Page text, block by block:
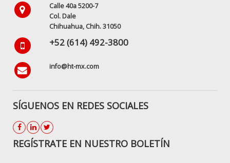
Calle 40a 5200-7
Col. Dale
Chihuahua, Chih. 31050
+52 (614) 492-3800
info@ht-mx.com
SÍGUENOS EN REDES SOCIALES
REGÍSTRATE EN NUESTRO BOLETÍN